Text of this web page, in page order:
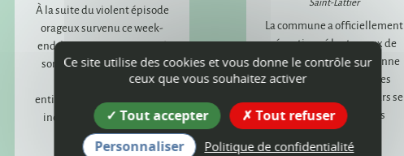
À la suite du violent épisode
orageux survenu ce week-
end, la commune a apporté
son soutien à un habitant
dont la maison a été
entièrement détruite par un
incendie provoqué par la
foudre.
La commune a officiellement
réceptionné les travaux de
réhabilitation de l'ancienne
école de la Baudière. Les
aménagements extérieurs se
poursuivront dans les
prochains mois.
Ce site utilise des cookies et vous donne le contrôle sur
ceux que vous souhaitez activer
Tout accepter
Tout refuser
Personnaliser
Politique de confidentialité